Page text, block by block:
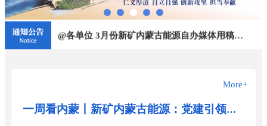
@各单位 5月份新矿内蒙古能源自办媒体用稿排名
@各单位 3月份新矿内蒙古能源自办媒体用稿排名
一周看内蒙丨新矿内蒙古能源：党建引领聚合力 群团协同筑安澜！新矿内蒙古能源“爱心托管班”开课啦！
More+